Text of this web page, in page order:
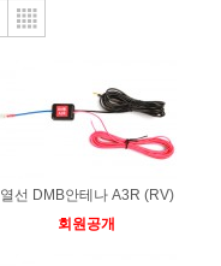
열선 DMB안테나 A3R (RV)
회원공개